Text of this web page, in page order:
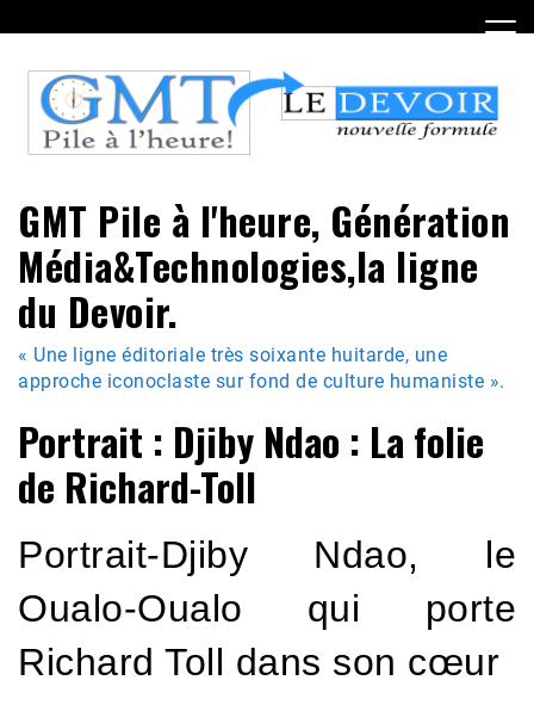
to
content
GMT Pile à l'heure, Génération
Média&Technologies,la ligne
du Devoir.
« Une ligne éditoriale très soixante huitarde, une
approche iconoclaste sur fond de culture humaniste ».
Portrait : Djiby Ndao : La folie
de Richard-Toll
Portrait-Djiby Ndao, le
Oualo-Oualo qui porte
Richard Toll dans son cœur